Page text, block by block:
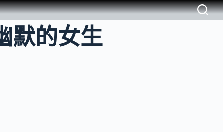
默的女生